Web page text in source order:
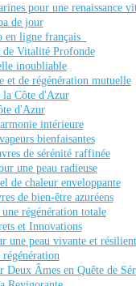
pour une renaissance
de jour
en ligne français
de Vitalité Profonde
inoubliable
et de régénération mutuelle
la Côte d'Azur
d'Azur
intérieure
bienfaisantes
de sérénité raffinée
une peau radieuse
de chaleur enveloppante
de bien-être azuréens
régénération totale
et Innovations
une peau vivante et
Âmes en Quête de